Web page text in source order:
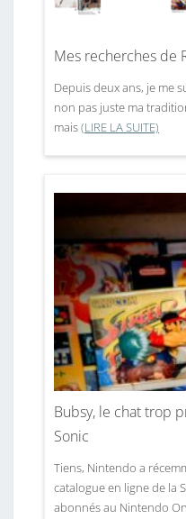
Mes recherches de
Depuis deux ans, je me
non pas juste ma
mais(LIRE LA SUITE)
Bubsy, le chat trop
Sonic
Tiens, Nintendo a
catalogue en ligne de la
abonnés au Nintendo